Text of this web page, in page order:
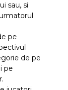
sau, si
pe
de pe
pe